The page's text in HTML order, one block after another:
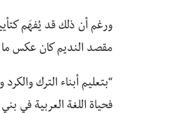
ورغم أن ذلك قد يُفهَم
مقصد النديم كان عكس ما
“بتعليم أبناء الترك
فحياة اللغة العربية في